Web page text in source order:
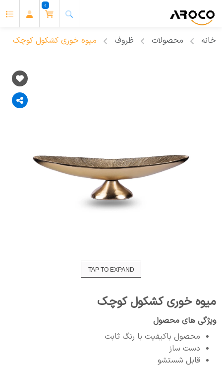
0
خانه محصولات ظروف میوه خوری کشکول کوچک
TAP TO EXPAND
میوه خوری کشکول کوچک
ویژگی های محصول
محصول باکیفیت با رنگ ثابت
دست ساز
قابل شستشو